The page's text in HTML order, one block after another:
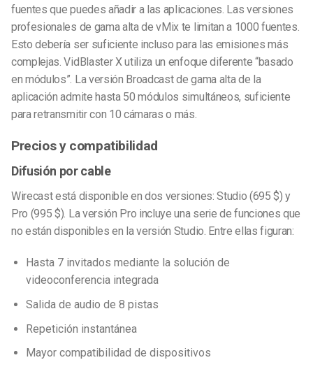
fuentes que puedes añadir a las aplicaciones. Las versiones
profesionales de gama alta de vMix te limitan a 1000 fuentes.
Esto debería ser suficiente incluso para las emisiones más
complejas. VidBlaster X utiliza un enfoque diferente “basado
en módulos”. La versión Broadcast de gama alta de la
aplicación admite hasta 50 módulos simultáneos, suficiente
para retransmitir con 10 cámaras o más.
Precios y compatibilidad
Difusión por cable
Wirecast está disponible en dos versiones: Studio (695 $) y
Pro (995 $). La versión Pro incluye una serie de funciones que
no están disponibles en la versión Studio. Entre ellas figuran:
Hasta 7 invitados mediante la solución de
videoconferencia integrada
Salida de audio de 8 pistas
Repetición instantánea
Mayor compatibilidad de dispositivos